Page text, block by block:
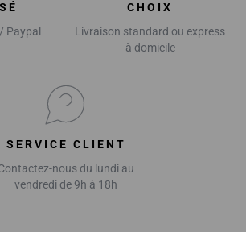
Paypal
CHOIX
Livraison standard ou express
à domicile
SERVICE CLIENT
nous du lundi au
vendredi de 9h à 18h